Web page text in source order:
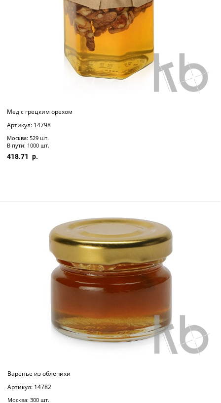
Мед с грецким орехом
Артикул: 14798
Москва: 529 шт.
В пути: 1000 шт.
418.71
Варенье из облепихи
Артикул: 14782
Москва: 300 шт.